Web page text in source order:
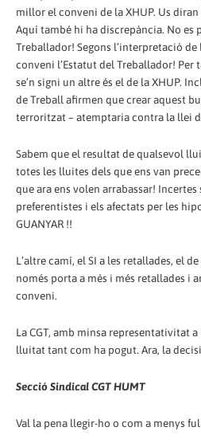
millor el conveni de la XHUP. Us
Aquí també hi ha discrepància. No es
Treballador! Segons l’interpretació de
conveni l’Estatut del Treballador! Per
se’n signi un altre és el de la XHUP.
de Treball afirmen que crear aquest
terroritzat – atemptaria contra la llei
Sabem que el resultat de qualsevol
totes les lluites dels que ens van
que ara ens volen arrabassar!
preferentistes i els afectats per les
GUANYAR !!
L’altre camí, el SI a les retallades, el
només porta a més i més retallades i
conveni.
La CGT, amb minsa representativitat
lluitat tant com ha pogut. Ara, la
Secció Sindical CGT HUMT
Val la pena llegir-ho o com a menys